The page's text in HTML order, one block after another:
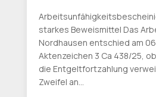
starkes Beweismittel Das
Nordhausen entschied am
Aktenzeichen 3 Ca 438/25,
die Entgeltfortzahlung
Zweifel an…